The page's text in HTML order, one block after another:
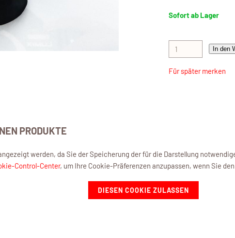
Sofort ab Lager
In den
Für später merken
PRODUKTE
werden, da Sie der Speicherung der für die Darstellung
Control-Center, um Ihre Cookie-Präferenzen anzupassen, wenn Sie
DIESEN COOKIE ZULASSEN